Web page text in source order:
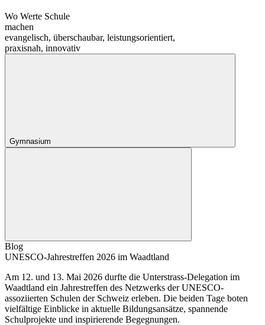
Wo Werte Schule
machen
evangelisch, überschaubar, leistungsorientiert,
praxisnah, innovativ
Gymnasium
Blog
UNESCO-Jahrestreffen 2026 im Waadtland
Am 12. und 13. Mai 2026 durfte die Unterstrass-Delegation im
Waadtland ein Jahrestreffen des Netzwerks der UNESCO-
assoziierten Schulen der Schweiz erleben. Die beiden Tage boten
vielfältige Einblicke in aktuelle Bildungsansätze, spannende
Schulprojekte und inspirierende Begegnungen.